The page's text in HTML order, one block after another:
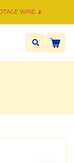
WINE 📡